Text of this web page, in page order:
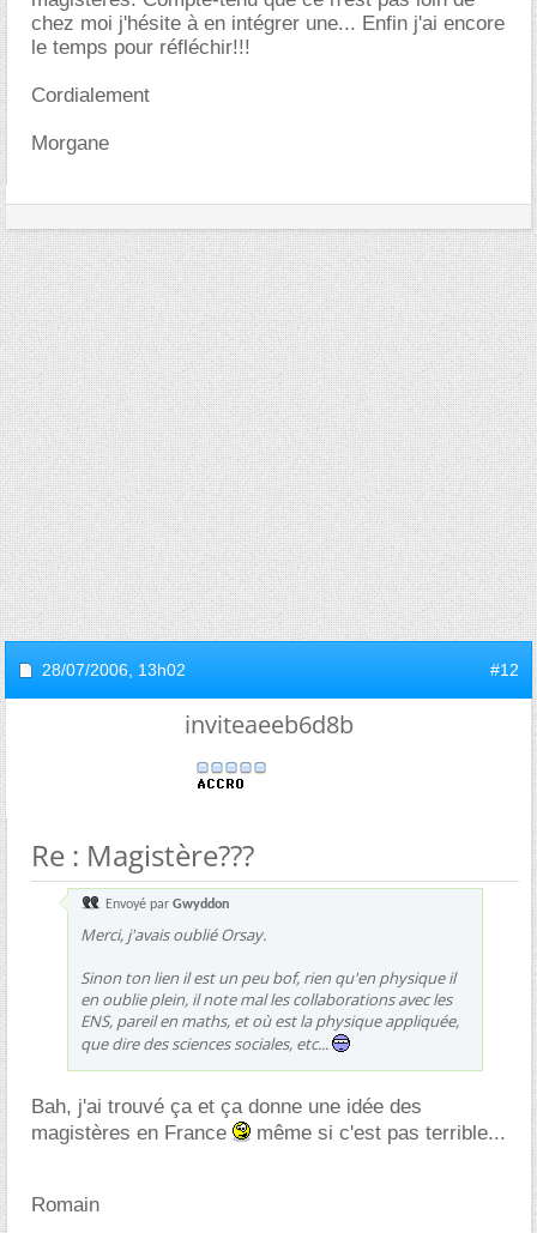
chez moi j'hésite à en intégrer une... Enfin j'ai encore
le temps pour réfléchir!!!
Cordialement
Morgane
28/07/2006, 13h02 #12
inviteaeeb6d8b
Re : Magistère???
Envoyé par Gwyddon
Merci, j'avais oublié Orsay.
Sinon ton lien il est un peu bof, rien qu'en physique il
en oublie plein, il note mal les collaborations avec les
ENS, pareil en maths, et où est la physique appliquée,
que dire des sciences sociales, etc...
Bah, j'ai trouvé ça et ça donne une idée des
magistères en France
même si c'est pas terrible...
Romain